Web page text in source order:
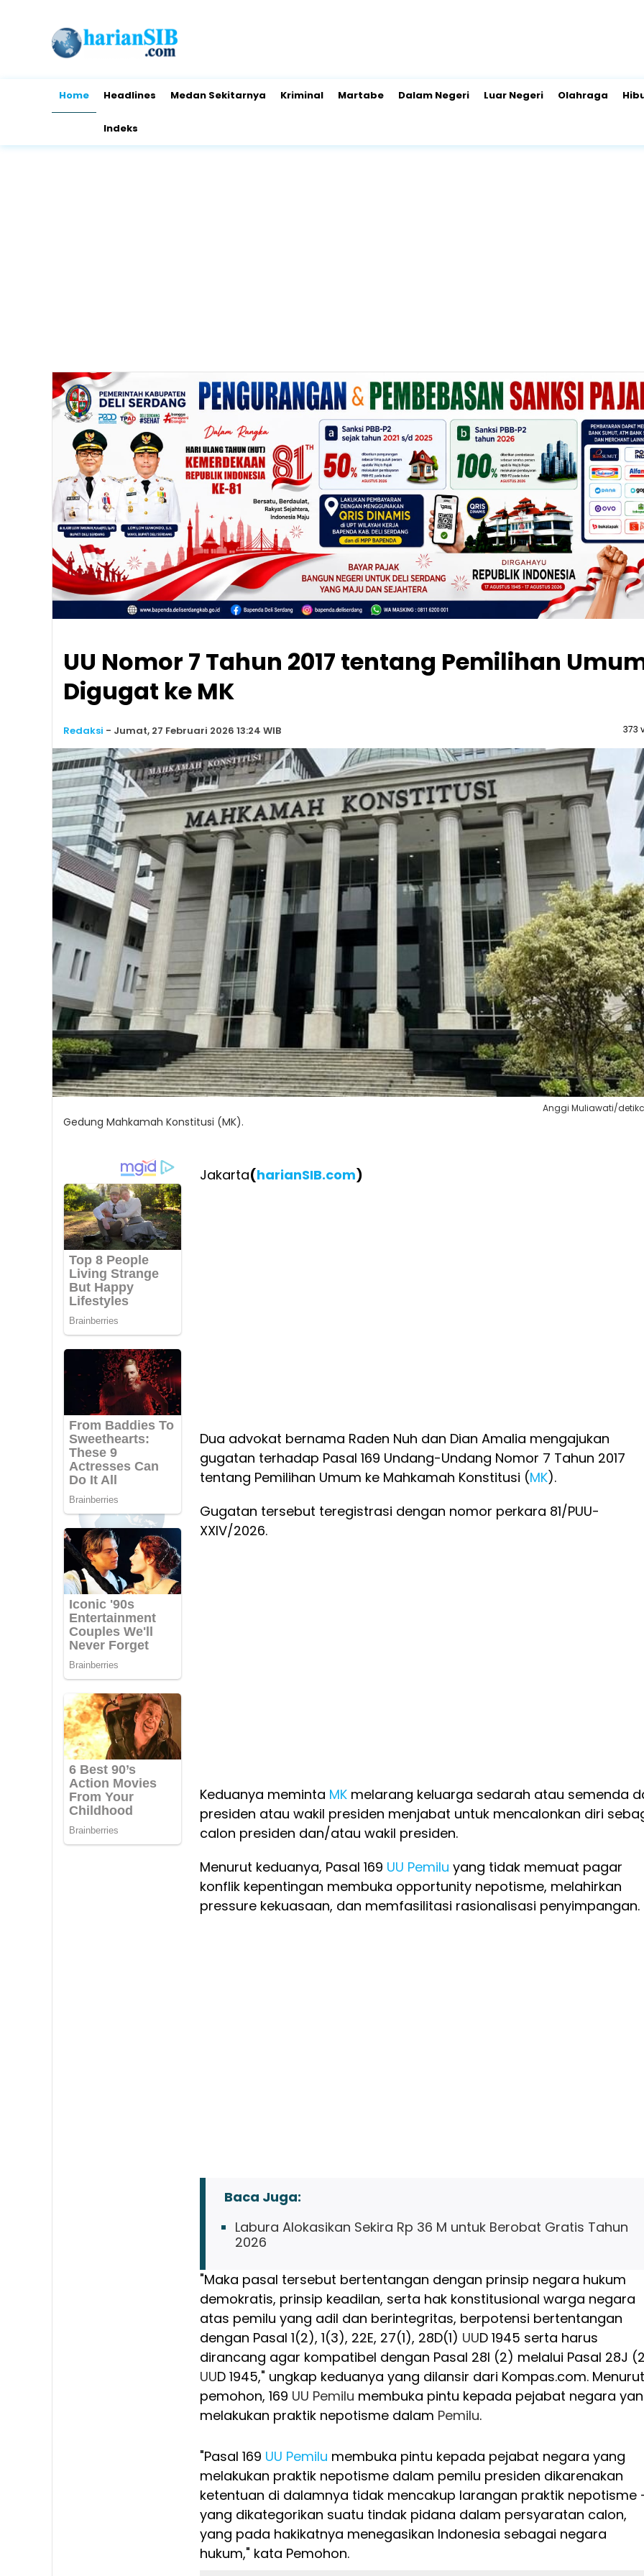
Home Headlines Medan Sekitarnya Kriminal Martabe Dalam Negeri Luar Negeri Olahraga
Indeks
UU Nomor 7 Tahun 2017 tentang Pemilihan
Digugat ke MK
Redaksi - Jumat, 27 Februari 2026 13:24 WIB 373
Anggi Muliawati/
Gedung Mahkamah Konstitusi (MK).
Jakarta(harianSIB.com)
Dua advokat bernama Raden Nuh dan Dian Amalia mengajukan
gugatan terhadap Pasal 169 Undang-Undang Nomor 7 Tahun 2017
tentang Pemilihan Umum ke Mahkamah Konstitusi (MK).
Gugatan tersebut teregistrasi dengan nomor perkara 81/PUU-
XXIV/2026.
Keduanya meminta MK melarang keluarga sedarah atau semenda
presiden atau wakil presiden menjabat untuk mencalonkan diri
calon presiden dan/atau wakil presiden.
Menurut keduanya, Pasal 169 UU Pemilu yang tidak memuat pagar
konflik kepentingan membuka opportunity nepotisme, melahirkan
pressure kekuasaan, dan memfasilitasi rasionalisasi penyimpangan.
Baca Juga:
Labura Alokasikan Sekira Rp 36 M untuk Berobat Gratis Tahun
2026
"Maka pasal tersebut bertentangan dengan prinsip negara hukum
demokratis, prinsip keadilan, serta hak konstitusional warga negara
atas pemilu yang adil dan berintegritas, berpotensi bertentangan
dengan Pasal 1(2), 1(3), 22E, 27(1), 28D(1) UUD 1945 serta harus
dirancang agar kompatibel dengan Pasal 28I (2) melalui Pasal 28J
UUD 1945," ungkap keduanya yang dilansir dari Kompas.com. Menurut
pemohon, 169 UU Pemilu membuka pintu kepada pejabat negara
melakukan praktik nepotisme dalam Pemilu.
"Pasal 169 UU Pemilu membuka pintu kepada pejabat negara yang
melakukan praktik nepotisme dalam pemilu presiden dikarenakan
ketentuan di dalamnya tidak mencakup larangan praktik nepotisme
yang dikategorikan suatu tindak pidana dalam persyaratan calon,
yang pada hakikatnya menegasikan Indonesia sebagai negara
hukum," kata Pemohon.